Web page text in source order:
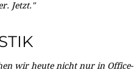
Jetzt."
wir heute nicht nur in Office-